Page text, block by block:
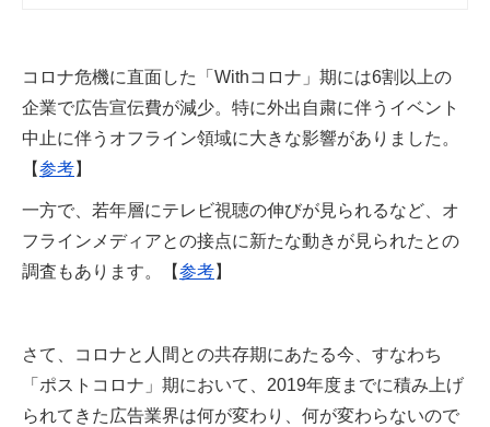
コロナ危機に直面した「Withコロナ」期には6割以上の
企業で広告宣伝費が減少。特に外出自粛に伴うイベント
中止に伴うオフライン領域に大きな影響がありました。
【参考】
一方で、若年層にテレビ視聴の伸びが見られるなど、オ
フラインメディアとの接点に新たな動きが見られたとの
調査もあります。【参考】
さて、コロナと人間との共存期にあたる今、すなわち
「ポストコロナ」期において、2019年度までに積み上げ
られてきた広告業界は何が変わり、何が変わらないので